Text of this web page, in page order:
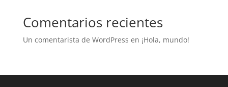
Comentarios recientes
Un comentarista de WordPress en ¡Hola, mundo!